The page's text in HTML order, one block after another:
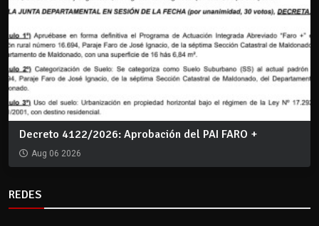
Decreto 4122/2026: Aprobación del PAI FARO +
Aug 06 2026
REDES